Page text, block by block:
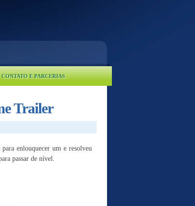
CONTATO E PARCERIAS
Trailer
enlouquecer um e resolveu
passar de nível.